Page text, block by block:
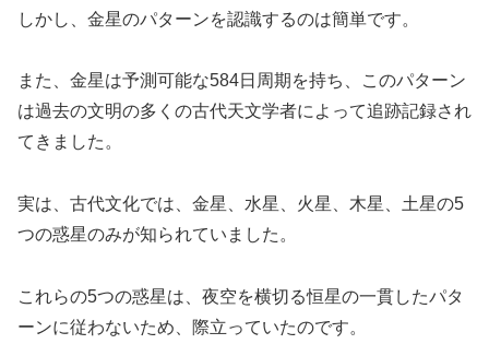
しかし、金星のパターンを認識するのは簡単です。
また、金星は予測可能な584日周期を持ち、このパターン
は過去の文明の多くの古代天文学者によって追跡記録され
てきました。
実は、古代文化では、金星、水星、火星、木星、土星の5
つの惑星のみが知られていました。
これらの5つの惑星は、夜空を横切る恒星の一貫したパタ
ーンに従わないため、際立っていたのです。